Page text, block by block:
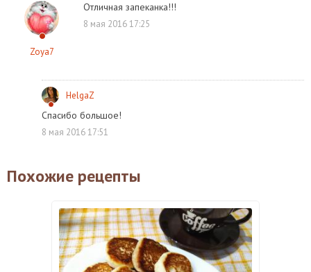
Zoya7
Отличная запеканка!!!
8 мая 2016 17:25
HelgaZ
Спасибо большое!
8 мая 2016 17:51
Похожие рецепты